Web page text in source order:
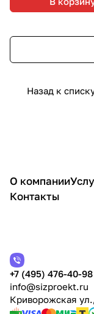
Назад к
О компании
Контакты
+7 (495) 476-40-98
info@sizproekt.ru
Криворожская